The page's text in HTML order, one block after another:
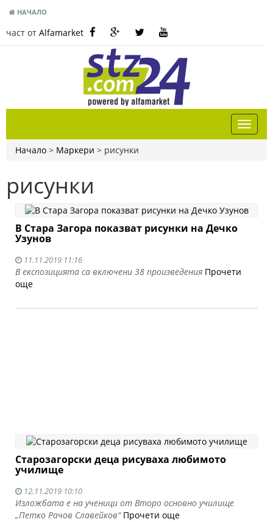
НАЧАЛО
част от Alfamarket
Начало > Маркери > рисунки
рисунки
В Стара Загора показват рисунки на Дечко
Узунов
11.11.2019 11:16
В експозицията са включени 38 произведения Прочети
още
Старозагорски деца рисуваха любимото
училище
12.11.2019 10:10
Изложбата е на ученици от Второ основно училище
„Петко Рачов Славейков“ Прочети още